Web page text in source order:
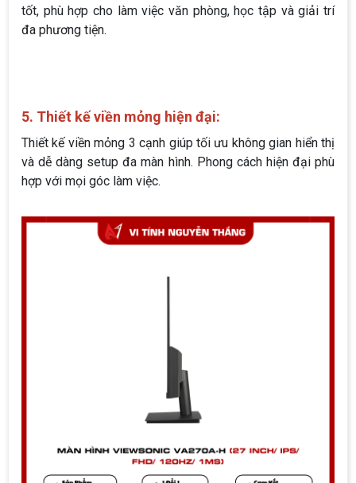
tốt, phù hợp cho làm việc văn phòng, học tập và giải trí
đa phương tiện.
5. Thiết kế viền mỏng hiện đại:
Thiết kế viền mỏng 3 cạnh giúp tối ưu không gian hiển thị
và dễ dàng setup đa màn hình. Phong cách hiện đại phù
hợp với mọi góc làm việc.